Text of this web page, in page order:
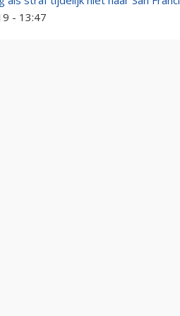
- 13:47